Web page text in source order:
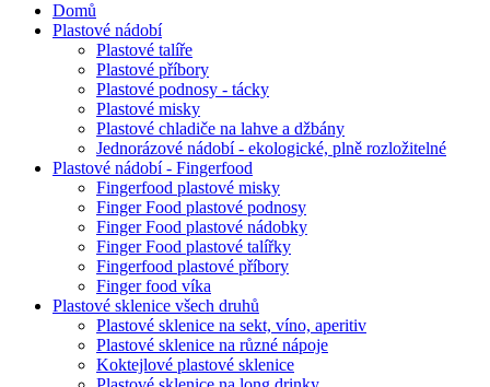
Domů
Plastové nádobí
Plastové talíře
Plastové příbory
Plastové podnosy - tácky
Plastové misky
Plastové chladiče na lahve a džbány
Jednorázové nádobí - ekologické, plně rozložitelné
Plastové nádobí - Fingerfood
Fingerfood plastové misky
Finger Food plastové podnosy
Finger Food plastové nádobky
Finger Food plastové talířky
Fingerfood plastové příbory
Finger food víka
Plastové sklenice všech druhů
Plastové sklenice na sekt, víno, aperitiv
Plastové sklenice na různé nápoje
Koktejlové plastové sklenice